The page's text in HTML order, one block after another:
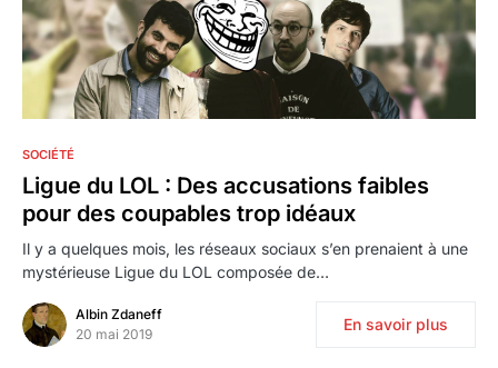
SOCIÉTÉ
Ligue du LOL : Des accusations faibles
pour des coupables trop idéaux
Il y a quelques mois, les réseaux sociaux s’en prenaient à une
mystérieuse Ligue du LOL composée de…
Albin Zdaneff
20 mai 2019
En savoir plus